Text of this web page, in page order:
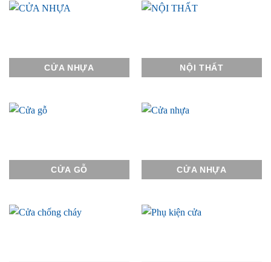
CỬA NHỰA NỘI THẤT
CỬA GỖ CỬA NHỰA